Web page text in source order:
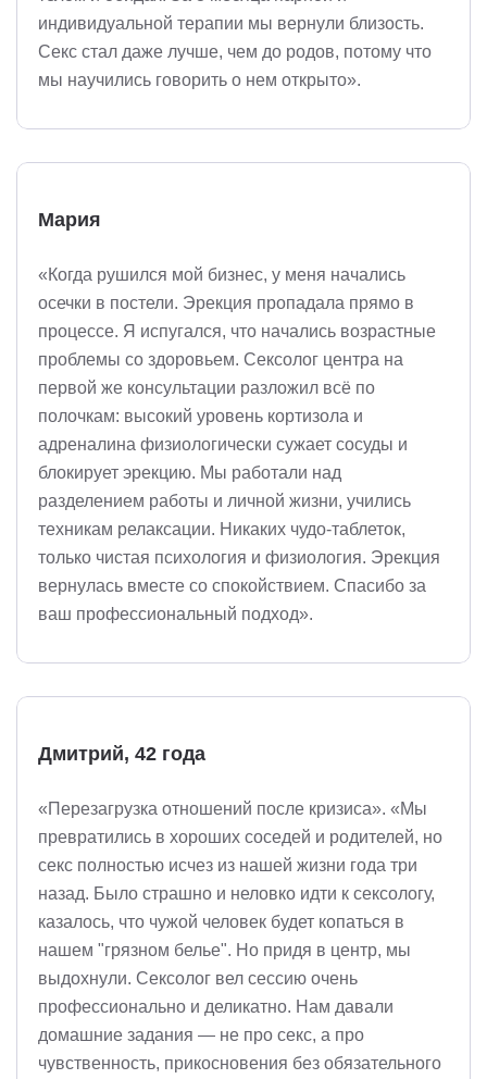
индивидуальной терапии мы вернули близость.
Секс стал даже лучше, чем до родов, потому что
мы научились говорить о нем открыто».
Мария
«Когда рушился мой бизнес, у меня начались
осечки в постели. Эрекция пропадала прямо в
процессе. Я испугался, что начались возрастные
проблемы со здоровьем. Сексолог центра на
первой же консультации разложил всё по
полочкам: высокий уровень кортизола и
адреналина физиологически сужает сосуды и
блокирует эрекцию. Мы работали над
разделением работы и личной жизни, учились
техникам релаксации. Никаких чудо-таблеток,
только чистая психология и физиология. Эрекция
вернулась вместе со спокойствием. Спасибо за
ваш профессиональный подход».
Дмитрий, 42 года
«Перезагрузка отношений после кризиса». «Мы
превратились в хороших соседей и родителей, но
секс полностью исчез из нашей жизни года три
назад. Было страшно и неловко идти к сексологу,
казалось, что чужой человек будет копаться в
нашем "грязном белье". Но придя в центр, мы
выдохнули. Сексолог вел сессию очень
профессионально и деликатно. Нам давали
домашние задания — не про секс, а про
чувственность, прикосновения без обязательного